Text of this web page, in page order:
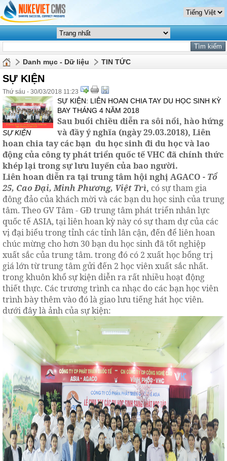
Danh mục - Dữ liệu TIN TỨC
SỰ KIỆN
Thứ sáu - 30/03/2018 11:23
SỰ KIỆN
SỰ KIỆN: LIÊN HOAN CHIA TAY DU HỌC SINH KỲ
BAY THÁNG 4 NĂM 2018
Sau buổi chiều diễn ra sôi nổi, hào hứng
và đầy ý nghĩa (ngày 29.03.2018), Liên
hoanchia tay các bạn du học sinh đi du học và lao
động của công ty phát triển quốc tế VHC đã chính thức
khép lại trong sự lưu luyến của bao người.
Liên hoan diễn ra tại trung tâm hội nghị AGACO - Tổ
25, Cao Đại, Minh Phương, Việt Trì, có sự tham gia
đông đảo của khách mời và các bạn du học sinh của trung
tâm. Theo GV Tâm - GĐ trung tâm phát triển nhân lực
quốc tế ASIA, tại liên hoan kỳ này có sự tham dự của các
vị đại biểu trong tỉnh các tỉnh lân cận, đến để liên hoan
chúc mừng cho hơn 30 bạn du học sinh đã tốt nghiệp
xuất sắc của trung tâm. trong đó có 2 xuất học bổng trị
giá lớn từ trung tâm gửi đến 2 học viên xuất sắc nhất.
trong khuôn khổ sự kiện diễn ra rất nhiều hoạt động
thiết thực. Các trương trình ca nhạc do các bạn học viên
trình bày thêm vào đó là giao lưu tiếng hát học viên.
dưới đây là ảnh của sự kiện: